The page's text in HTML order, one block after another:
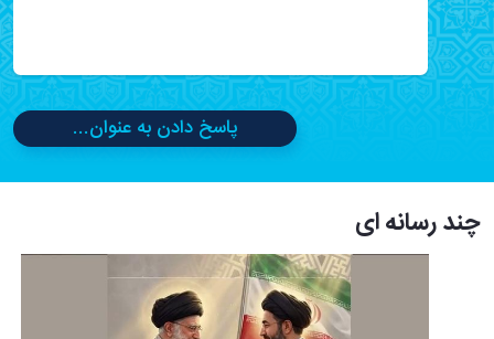
پاسخ دادن به عنوان...
چند رسانه ای